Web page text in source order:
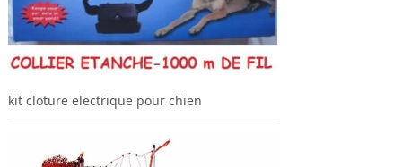
kit cloture electrique pour chien